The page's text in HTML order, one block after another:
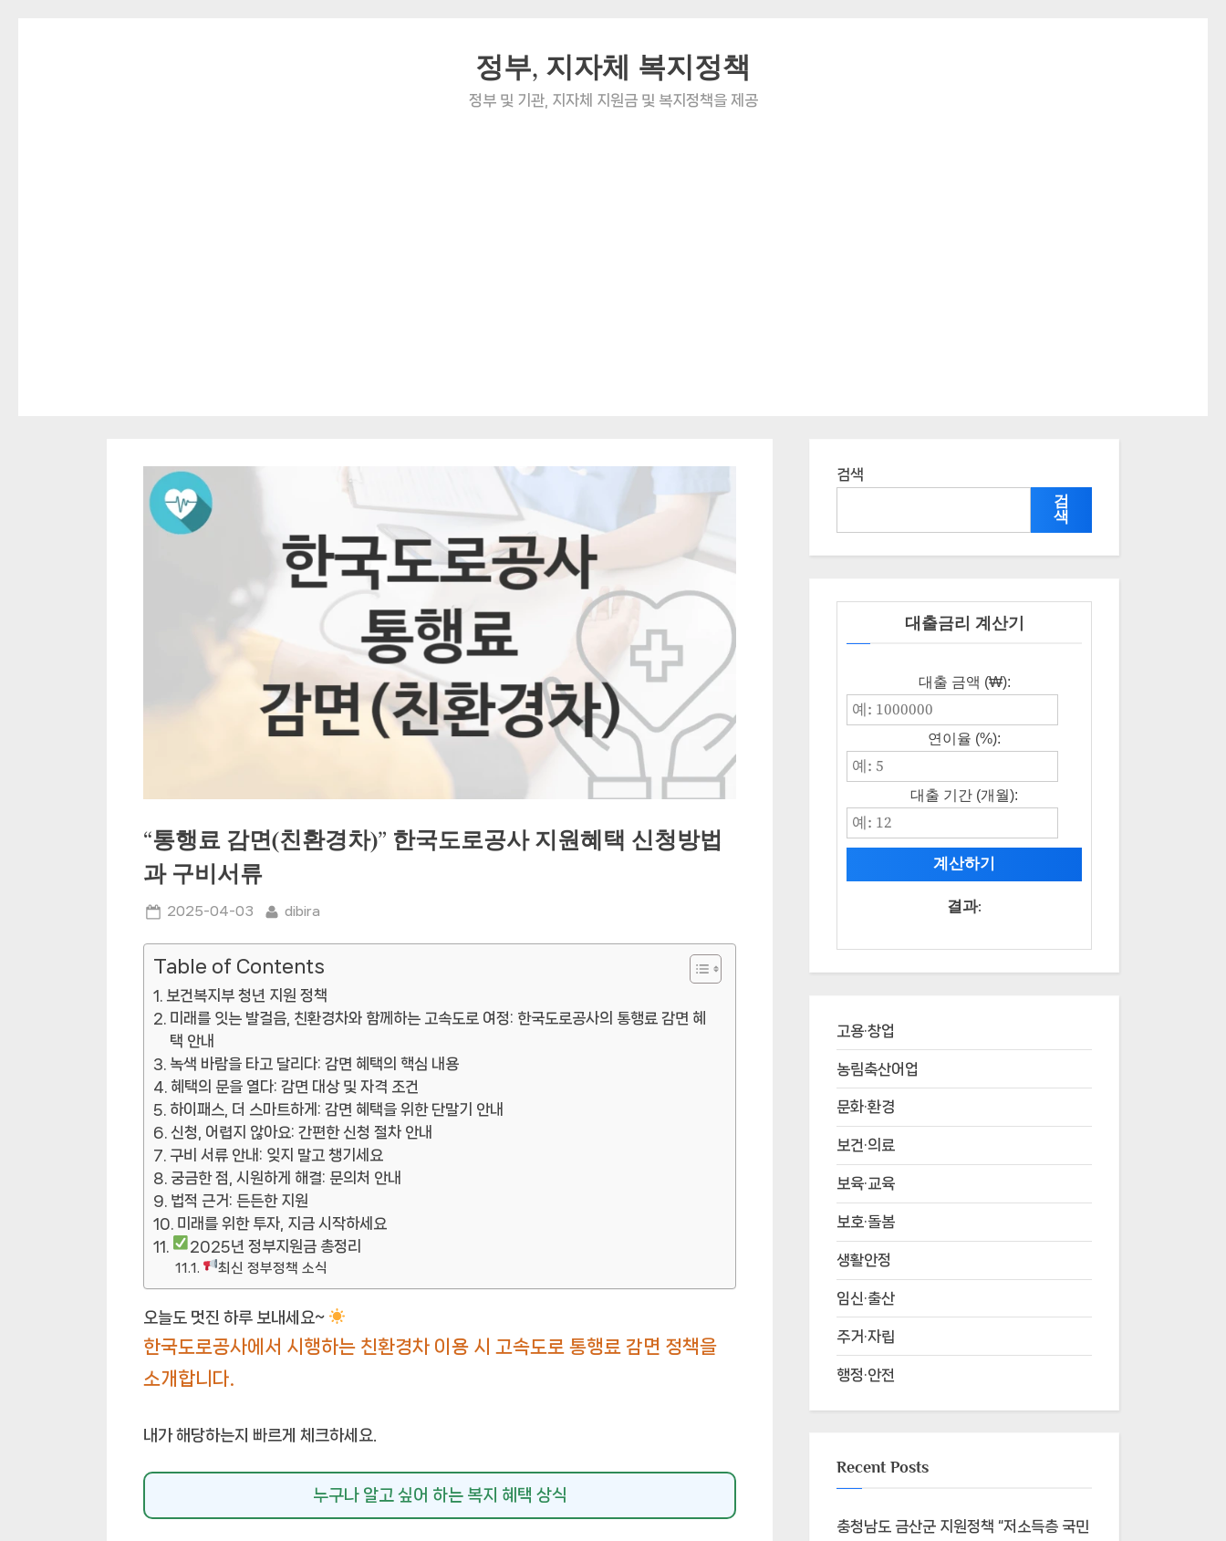
정부, 지자체 복지정책
정부 및 기관, 지자체 지원금 및 복지정책을 제공
“통행료 감면(친환경차)” 한국도로공사 지원혜택 신청방법
과 구비서류
Posted
2025-04-03 By
dibira
Table of Contents
보건복지부 청년 지원 정책
미래를 잇는 발걸음, 친환경차와 함께하는 고속도로 여정: 한국도로공사의 통행료 감면 혜
택 안내
녹색 바람을 타고 달리다: 감면 혜택의 핵심 내용
혜택의 문을 열다: 감면 대상 및 자격 조건
하이패스, 더 스마트하게: 감면 혜택을 위한 단말기 안내
신청, 어렵지 않아요: 간편한 신청 절차 안내
구비 서류 안내: 잊지 말고 챙기세요
궁금한 점, 시원하게 해결: 문의처 안내
법적 근거: 든든한 지원
미래를 위한 투자, 지금 시작하세요
2025년 정부지원금 총정리
최신 정부정책 소식
오늘도 멋진 하루 보내세요~
한국도로공사에서 시행하는 친환경차 이용 시 고속도로 통행료 감면 정책을
소개합니다.
내가 해당하는지 빠르게 체크하세요.
누구나 알고 싶어 하는 복지 혜택 상식
검색
검
색
대출금리 계산기
대출 금액 (₩):
연이율 (%):
대출 기간 (개월):
계산하기
결과:
고용·창업
농림축산어업
문화·환경
보건·의료
보육·교육
보호·돌봄
생활안정
임신·출산
주거·자립
행정·안전
Recent Posts
충청남도 금산군 지원정책 “저소득층 국민